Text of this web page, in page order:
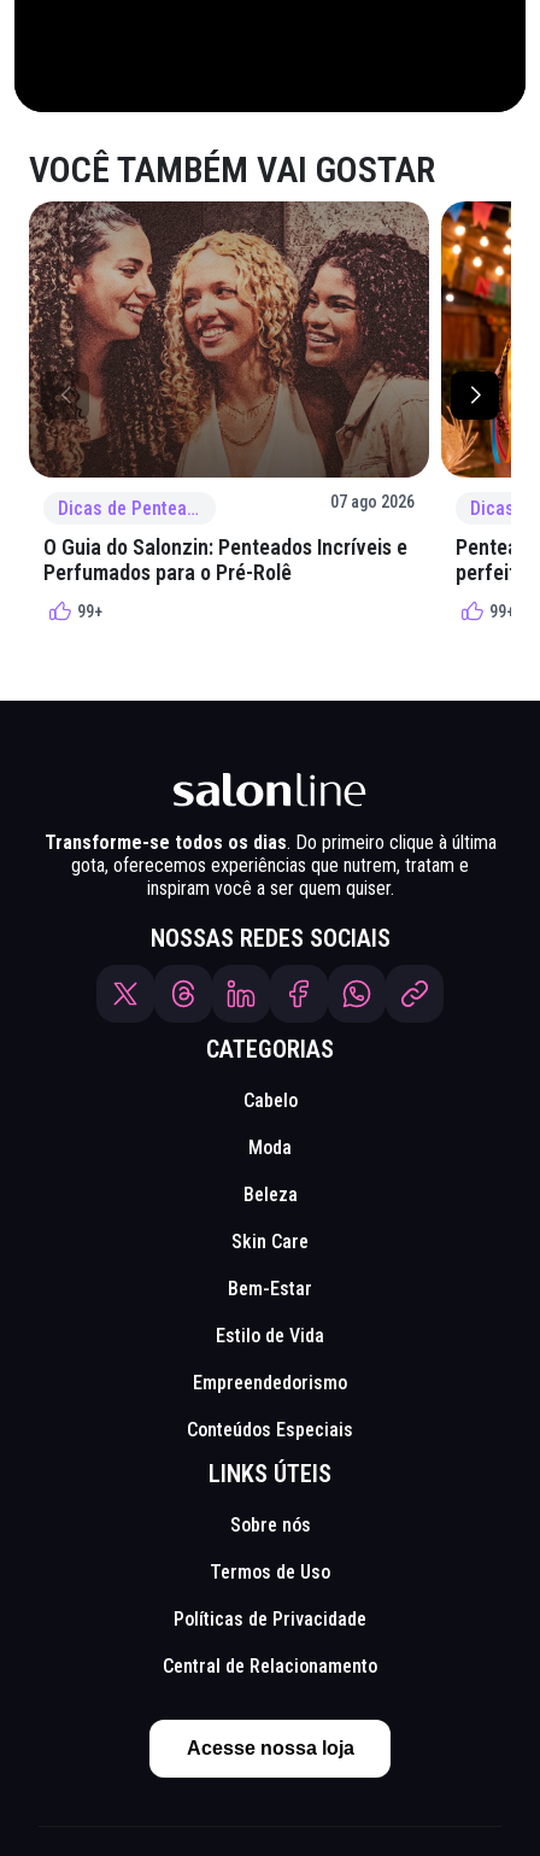
VOCÊ TAMBÉM VAI GOSTAR
Dicas de Penteado 07 ago 2026
O Guia do Salonzin: Penteados Incríveis e
Perfumados para o Pré-Rolê
99+
perfeita
99+
Transforme-se todos os dias. Do primeiro clique à última
gota, oferecemos experiências que nutrem, tratam e
inspiram você a ser quem quiser.
NOSSAS REDES SOCIAIS
CATEGORIAS
Cabelo
Moda
Beleza
Skin Care
Bem-Estar
Estilo de Vida
Empreendedorismo
Conteúdos Especiais
LINKS ÚTEIS
Sobre nós
Termos de Uso
Políticas de Privacidade
Central de Relacionamento
Acesse nossa loja